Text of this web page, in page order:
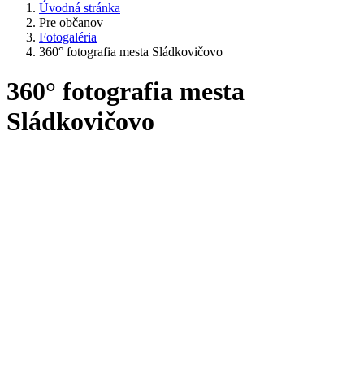
Úvodná stránka
Pre občanov
Fotogaléria
360° fotografia mesta Sládkovičovo
360° fotografia mesta
Sládkovičovo